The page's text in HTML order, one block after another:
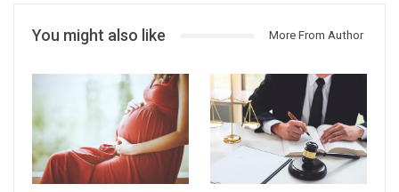
You might also like More From Author